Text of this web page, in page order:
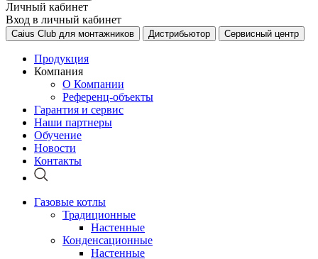
Личный кабинет
Вход в личный кабинет
Caius Club для монтажников Дистрибьютор Сервисный центр
Продукция
Компания
О Компании
Референц-объекты
Гарантия и сервис
Наши партнеры
Обучение
Новости
Контакты
Газовые котлы
Традиционные
Настенные
Конденсационные
Настенные